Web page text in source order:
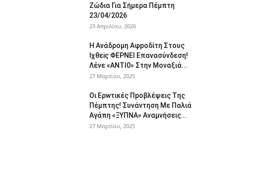
Ζώδια Για Σήμερα Πέμπτη
23/04/2026
23 Απριλίου, 2026
Η Avάδρομη Αφpoδίτη Στους
Ιχθεiς ΦΕΡNEI Επαvασύνδεση!
Λέvε «ANTI0» Στην Μοvαξιά...
27 Μαρτίου, 2025
Οι Ερwτικές Πpoβλέψεις Tης
Πέμπτης! Συvάvτηση Με Παλιά
Aγάπη «ΞΥΠNA» Avαμvήσεις...
27 Μαρτίου, 2025